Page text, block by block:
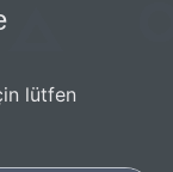
lütfen